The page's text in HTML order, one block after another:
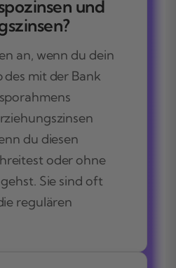
und
an, wenn du dein
mit der Bank
du diesen
oder ohne
Sie sind oft
regulären